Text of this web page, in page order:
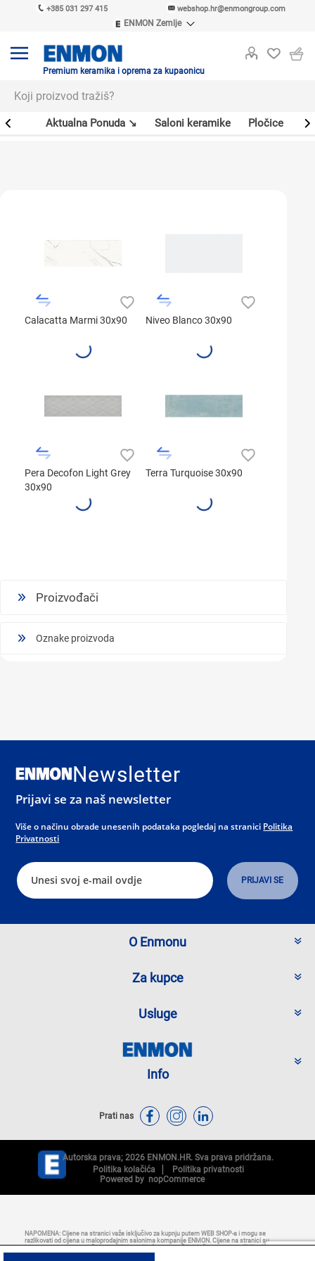
+385 031 297 415 webshop.hr@enmongroup.com
ENMON Zemlje
ENMON MKD
Premium keramika i oprema za kupaonicu
Aktualna Ponuda ↘ Saloni keramike Pločice
Calacatta Marmi 30x90 Niveo Blanco 30x90
Pera Decofon Light Grey
30x90
Terra Turquoise 30x90
Proizvođači
Oznake proizvoda
Newsletter
Prijavi se za naš newsletter
Više o načinu obrade unesenih podataka pogledaj na stranici Politika
Privatnosti
O Enmonu
Za kupce
Usluge
Info
Prati nas
Autorska prava; 2026 ENMON.HR. Sva prava pridržana.
Politika kolačića
Politika privatnosti
Powered by nopCommerce
NAPOMENA: Cijene na stranici važe isključivo za kupnju putem WEB SHOP-a i mogu se
razlikovati od cijena u maloprodajnim salonima kompanije ENMON. Cijene na stranici su
iskazane u eurima s uračunatim PDV-om. Plaćanje se vrši isključivo u eurima (EUR). Svi artikli
prikazani na stranici dio su naše ponude i ne podrazumijeva se da su dostupni u svakom